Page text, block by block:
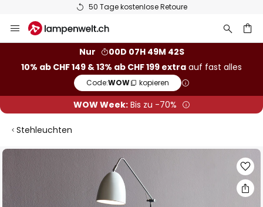
50 Tage kostenlose Retoure
Inhalt
Nur
00D 07H 49M 41S
10% ab CHF 149 & 13% ab CHF 199 extra auf fast alles
Code:WOW kopieren
WOW Week:Bis zu -70%
Stehleuchten
Zum
der
Bildgalerie